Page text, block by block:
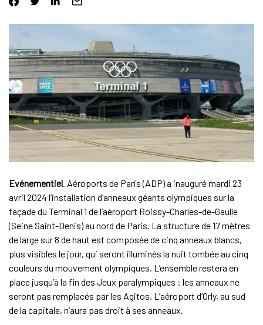
Evénementiel. Aéroports de Paris (ADP) a inauguré mardi 23
avril 2024 l’installation d’anneaux géants olympiques sur la
façade du Terminal 1 de l’aéroport Roissy-Charles-de-Gaulle
(Seine Saint-Denis) au nord de Paris. La structure de 17 mètres
de large sur 8 de haut est composée de cinq anneaux blancs,
plus visibles le jour, qui seront illuminés la nuit tombée au cinq
couleurs du mouvement olympiques. L’ensemble restera en
place jusqu’à la fin des Jeux paralympiques : les anneaux ne
seront pas remplacés par les Agitos. L’aéroport d’Orly, au sud
de la capitale, n’aura pas droit à ses anneaux.